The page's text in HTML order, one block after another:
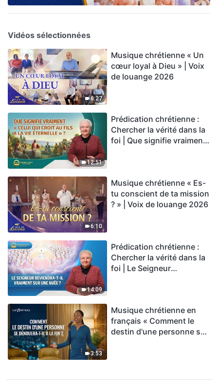
Vidéos sélectionnées
6:27
Musique chrétienne « Un
cœur loyal à Dieu » | Voix
de louange 2026
12:51
Prédication chrétienne :
Chercher la vérité dans la
foi | Que signifie vraiment
6:10
Musique chrétienne « Es-
tu conscient de ta mission
? » | Voix de louange 2026
14:09
Prédication chrétienne :
Chercher la vérité dans la
foi | Le Seigneur
3:53
Musique chrétienne en
français « Comment le
destin d'une personne se